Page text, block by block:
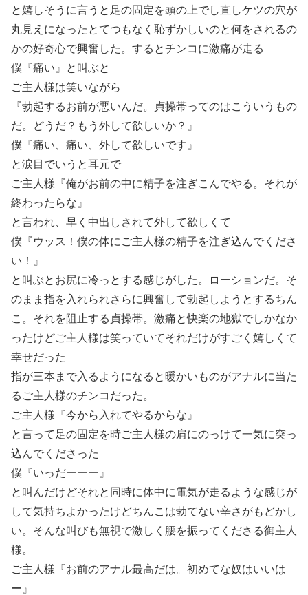
と嬉しそうに言うと足の固定を頭の上でし直しケツの穴が
丸見えになったとてつもなく恥ずかしいのと何をされるの
かの好奇心で興奮した。するとチンコに激痛が走る
僕『痛い』と叫ぶと
ご主人様は笑いながら
『勃起するお前が悪いんだ。貞操帯ってのはこういうもの
だ。どうだ？もう外して欲しいか？』
僕『痛い、痛い、外して欲しいです』
と涙目でいうと耳元で
ご主人様『俺がお前の中に精子を注ぎこんでやる。それが
終わったらな』
と言われ、早く中出しされて外して欲しくて
僕『ウッス！僕の体にご主人様の精子を注ぎ込んでくださ
い！』
と叫ぶとお尻に冷っとする感じがした。ローションだ。そ
のまま指を入れられさらに興奮して勃起しようとするちん
こ。それを阻止する貞操帯。激痛と快楽の地獄でしかなか
ったけどご主人様は笑っていてそれだけがすごく嬉しくて
幸せだった
指が三本まで入るようになると暖かいものがアナルに当た
るご主人様のチンコだった。
ご主人様『今から入れてやるからな』
と言って足の固定を時ご主人様の肩にのっけて一気に突っ
込んでくださった
僕『いっだーーー』
と叫んだけどそれと同時に体中に電気が走るような感じが
して気持ちよかったけどちんこは勃てない辛さがもどかし
い。そんな叫びも無視で激しく腰を振ってくださる御主人
様。
ご主人様『お前のアナル最高だは。初めてな奴はいいは
ー』